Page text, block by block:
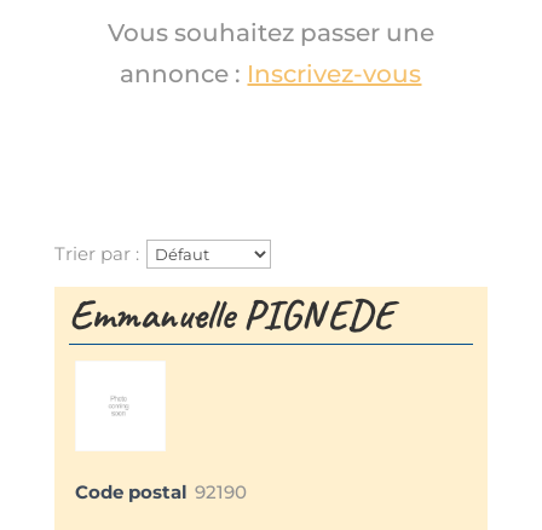
Vous souhaitez passer une
annonce : Inscrivez-vous
Trier par :
Emmanuelle PIGNEDE
Code postal 92190